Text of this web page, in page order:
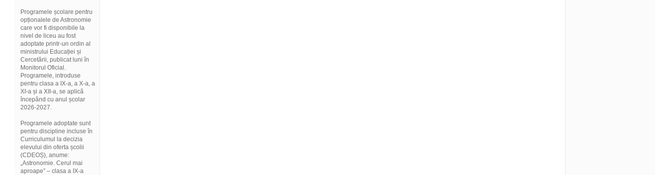
Programele școlare pentru
opționalele de Astronomie
care vor fi disponibile la
nivel de liceu au fost
adoptate printr-un ordin al
ministrului Educației și
Cercetării, publicat luni în
Monitorul Oficial.
Programele, introduse
pentru clasa a IX-a, a X-a, a
XI-a și a XII-a, se aplică
începând cu anul școlar
2026-2027.
Programele adoptate sunt
pentru discipline incluse în
Curriculumul la decizia
elevului din oferta școlii
(CDEOȘ), anume:
„Astronomie. Cerul mai
aproape” – clasa a IX-a